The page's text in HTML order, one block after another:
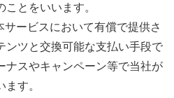
とをいいます。
ービスにおいて有償で提供さ
ンツと交換可能な支払い手段で
ナスやキャンペーン等で当社が
す。